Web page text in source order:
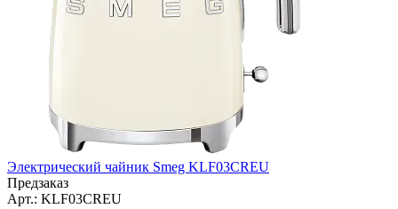
Электрический чайник Smeg KLF03CREU
Предзаказ
Арт.: KLF03CREU